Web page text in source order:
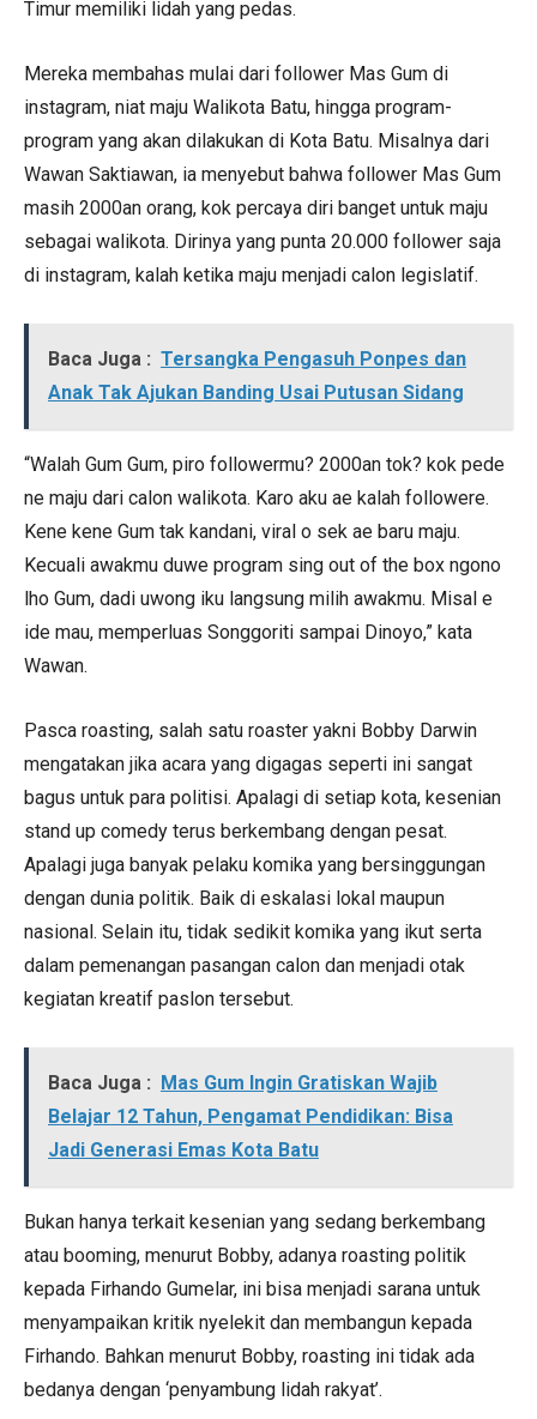
Timur memiliki lidah yang pedas.
Mereka membahas mulai dari follower Mas Gum di
instagram, niat maju Walikota Batu, hingga program-
program yang akan dilakukan di Kota Batu. Misalnya dari
Wawan Saktiawan, ia menyebut bahwa follower Mas Gum
masih 2000an orang, kok percaya diri banget untuk maju
sebagai walikota. Dirinya yang punta 20.000 follower saja
di instagram, kalah ketika maju menjadi calon legislatif.
Baca Juga : Tersangka Pengasuh Ponpes dan
Anak Tak Ajukan Banding Usai Putusan Sidang
“Walah Gum Gum, piro followermu? 2000an tok? kok pede
ne maju dari calon walikota. Karo aku ae kalah followere.
Kene kene Gum tak kandani, viral o sek ae baru maju.
Kecuali awakmu duwe program sing out of the box ngono
lho Gum, dadi uwong iku langsung milih awakmu. Misal e
ide mau, memperluas Songgoriti sampai Dinoyo,” kata
Wawan.
Pasca roasting, salah satu roaster yakni Bobby Darwin
mengatakan jika acara yang digagas seperti ini sangat
bagus untuk para politisi. Apalagi di setiap kota, kesenian
stand up comedy terus berkembang dengan pesat.
Apalagi juga banyak pelaku komika yang bersinggungan
dengan dunia politik. Baik di eskalasi lokal maupun
nasional. Selain itu, tidak sedikit komika yang ikut serta
dalam pemenangan pasangan calon dan menjadi otak
kegiatan kreatif paslon tersebut.
Baca Juga : Mas Gum Ingin Gratiskan Wajib
Belajar 12 Tahun, Pengamat Pendidikan: Bisa
Jadi Generasi Emas Kota Batu
Bukan hanya terkait kesenian yang sedang berkembang
atau booming, menurut Bobby, adanya roasting politik
kepada Firhando Gumelar, ini bisa menjadi sarana untuk
menyampaikan kritik nyelekit dan membangun kepada
Firhando. Bahkan menurut Bobby, roasting ini tidak ada
bedanya dengan ‘penyambung lidah rakyat’.